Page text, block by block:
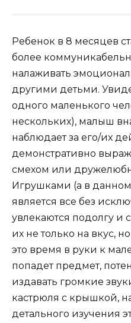
Ребенок в 8 месяцев
более
налаживать
другими детьми.
одного маленького
нескольких), малыш
наблюдает за его/их
демонстративно
смехом или
Игрушками (а в
является все без
увлекаются подолгу и
их не только на вкус,
это время в руки к
попадет предмет,
издавать громкие
кастрюля с крышкой,
детального изучения